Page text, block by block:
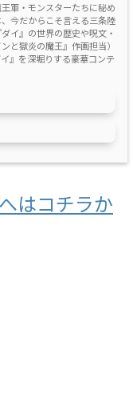
軍・モンスターたちに秘め
今だからこそ言える三条陸
イ』の世界の歴史や呪文・
と獄炎の魔王』作画担当）
』を深堀りする豪華コンテ
はコチラか